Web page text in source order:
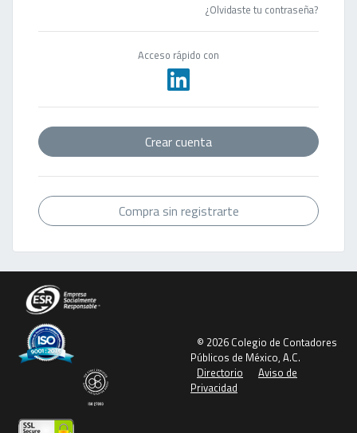
¿Olvidaste tu contraseña?
Acceso rápido con
Crear cuenta
Compra sin registrarte
© 2026 Colegio de Contadores
Públicos de México, A.C.
Directorio
Aviso de
Privacidad